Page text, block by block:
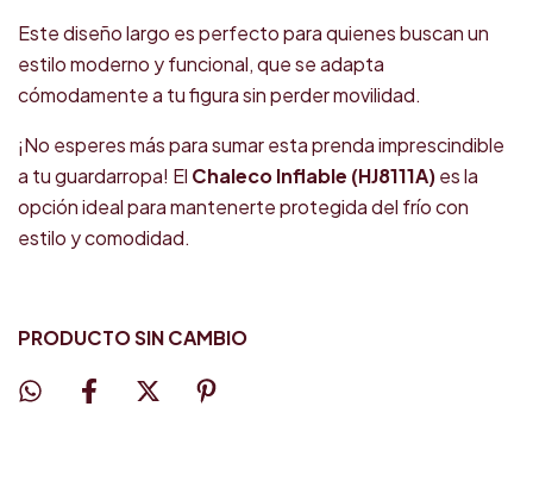
Este diseño largo es perfecto para quienes buscan un
estilo moderno y funcional, que se adapta
cómodamente a tu figura sin perder movilidad.
¡No esperes más para sumar esta prenda imprescindible
a tu guardarropa! El Chaleco Inflable (HJ8111A)es la
opción ideal para mantenerte protegida del frío con
estilo y comodidad.
PRODUCTO SIN CAMBIO